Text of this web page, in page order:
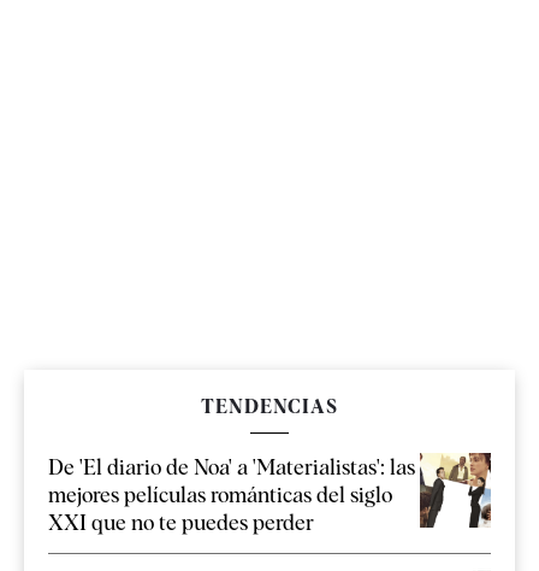
TENDENCIAS
De 'El diario de Noa' a 'Materialistas': las
mejores películas románticas del siglo
XXI que no te puedes perder